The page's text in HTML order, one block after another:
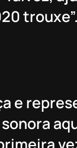
trouxe”.
e